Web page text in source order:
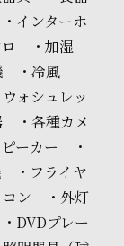
インターホ
ロ ・加湿
・冷風
ォシュレッ
・各種カメ
ーカー ・
フライヤ
ン ・外灯
DVDプレー